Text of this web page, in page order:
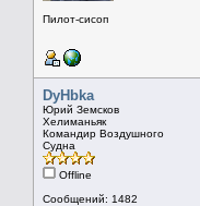
Пилот-сисоп
DyHbka
Юрий Земсков
Хелиманьяк
Командир Воздушного
Судна
Offline
Сообщений: 1482